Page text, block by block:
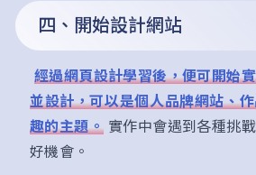
四、開始設計網站
經過網頁設計學習後，便可開始
並設計，可以是個人品牌網站、
趣的主題。 實作中會遇到各種挑
好機會。